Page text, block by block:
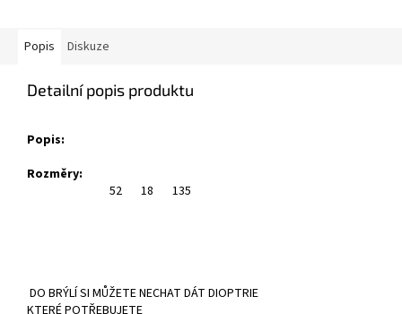
Popis Diskuze
Detailní popis produktu
Popis:
Rozměry:
52
18 135
DO BRÝLÍ SI MŮŽETE NECHAT DÁT DIOPTRIE